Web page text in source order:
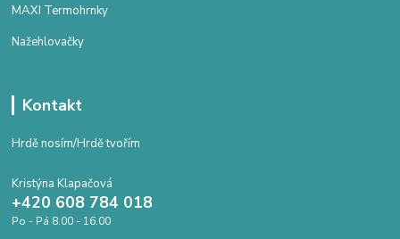
MAXI Termohrnky
Nažehlovačky
Kontakt
Hrdě nosím/Hrdě tvořím
Kristýna Klapačová
+420 608 784 018
Po - Pá 8.00 - 16.00